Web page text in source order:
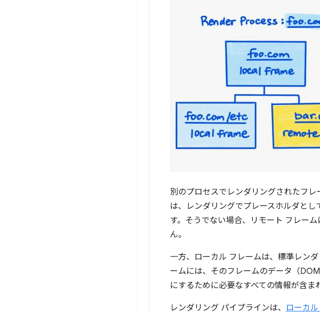
別のプロセスでレンダリングされたフ
は、レンダリングでプレースホルダと
す。そうでない場合、リモート フレー
ん。
一方、ローカル フレームは、標準レン
ームには、そのフレームのデータ（
にするために必要なすべての情報が含ま
レンダリング パイプラインは、 ローカ